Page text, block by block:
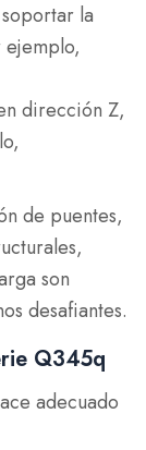
la
dirección Z,
de puentes,
son
desafiantes.
Q345q
adecuado